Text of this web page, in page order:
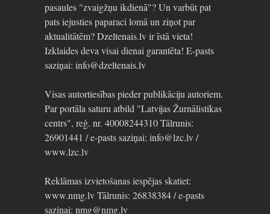
pasaules "zvaigžņu ikdienā"? Un varbūt pat
pats iejusties paparaci lomā un ziņot par
aktualitātēm? Dzeltenais.lv ir īstā vieta!
Izklaides deva visai dienai garantēta! E-pasts
saziņai: info@dzeltenais.lv
Visas autortiesības pieder publikāciju autoriem.
Par portāla saturu atbild "Latvijas Žurnālistikas
centrs", reģ. nr. 40008244310 Tālrunis:
26901441 / e-pasts saziņai: info@lzc.lv /
www.lzc.lv
Reklāmas izvietošanas iespējas skatiet:
www.nmg.lv Tālrunis: 26838384 / e-pasts
saziņai: nmg@nmg.lv